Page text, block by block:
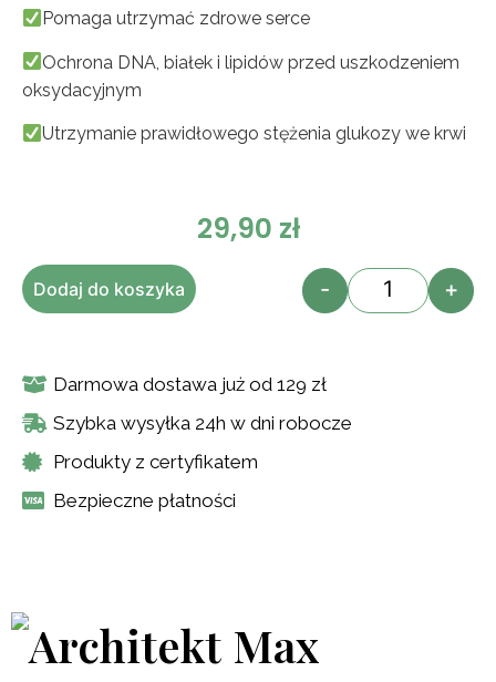
podstawie
ocenyPomaga utrzymać zdrowe serce
Ochrona DNA, białek i lipidów przed uszkodzeniem
oksydacyjnym
Utrzymanie prawidłowego stężenia glukozy we krwi
29,90 zł
- +
Dodaj do koszyka
Darmowa dostawa już od 129 zł
Szybka wysyłka 24h w dni robocze
Produkty z certyfikatem
Bezpieczne płatności